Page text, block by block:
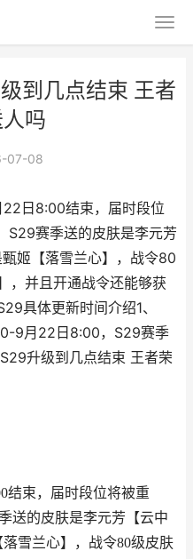
到几点结束 王者
吗
07-08
日8:00结束，届时段位
S29赛季送的皮肤是李元芳
甄姬【落雪兰心】，战令80
，并且开通战令还能够获
具体更新时间介绍1、
9月22日8:00，S29赛季
升级到几点结束 王者荣
结束，届时段位将被重
送的皮肤是李元芳【云中
雪兰心】，战令80级皮肤